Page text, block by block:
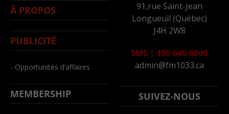
À PROPOS
PUBLICITÉ
- Opportunités d’affaires
MEMBERSHIP
91,rue Saint-Jean
Longueuil (Québec)
J4H 2W8
SMS | 450-646-6800
admin@fm1033.ca
SUIVEZ-NOUS